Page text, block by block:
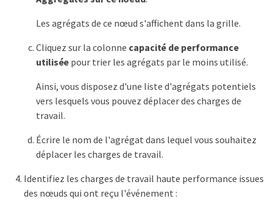
Les agrégats de ce nœud s'affichent dans la grille.
Cliquez sur la colonne capacité de performance
utilisée pour trier les agrégats par le moins utilisé.
Ainsi, vous disposez d'une liste d'agrégats potentiels
vers lesquels vous pouvez déplacer des charges de
travail.
Écrire le nom de l'agrégat dans lequel vous souhaitez
déplacer les charges de travail.
Identifiez les charges de travail haute performance issues
des nœuds qui ont reçu l'événement :